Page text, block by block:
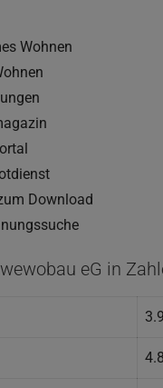
Wohnen
Download
eG in